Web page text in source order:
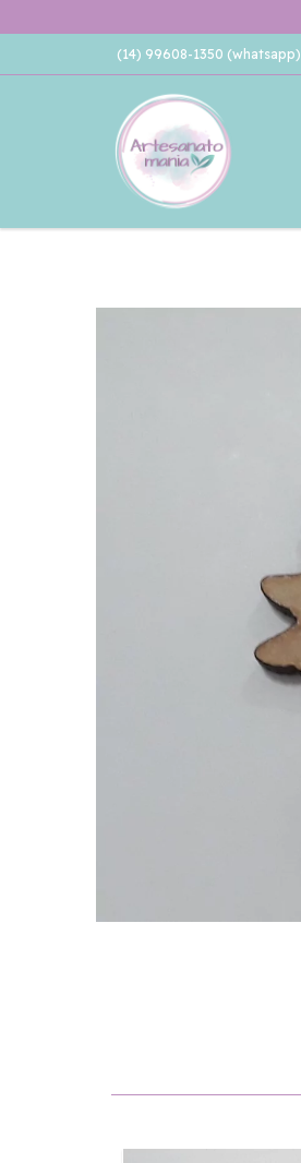
(14) 99608-1350 (whatsapp)